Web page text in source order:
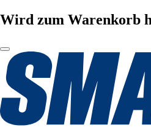
Wird zum Warenkorb